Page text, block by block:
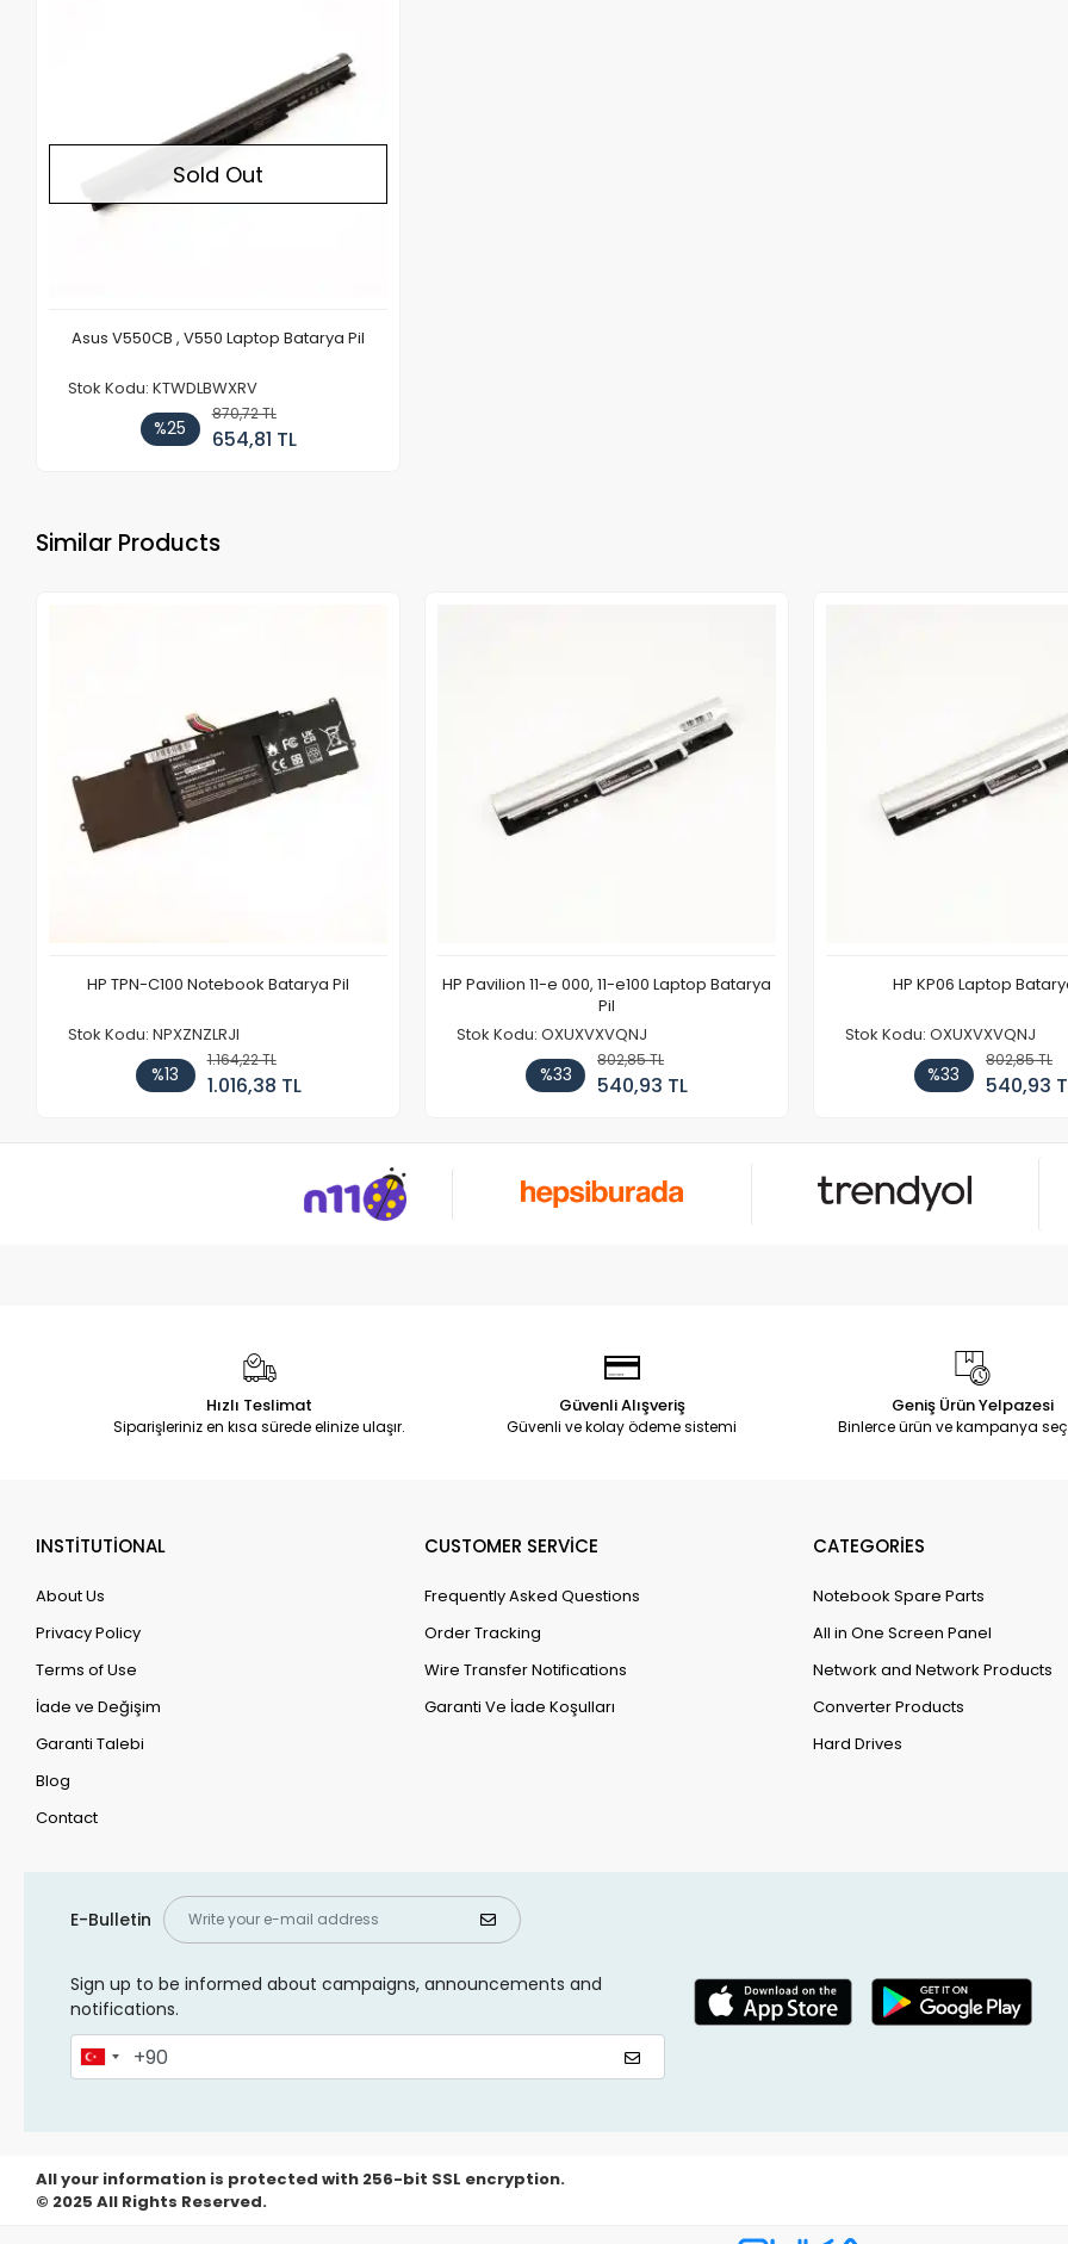
Sold Out
Asus V550CB , V550 Laptop Batarya Pil
Stok Kodu: KTWDLBWXRV
%25
870,72 TL
654,81 TL
Similar Products
HP TPN-C100 Notebook Batarya Pil
Stok Kodu: NPXZNZLRJI
%13
1.164,22 TL
1.016,38 TL
HP Pavilion 11-e 000, 11-e100 Laptop Batarya
Pil
Stok Kodu: OXUXVXVQNJ
%33
802,85 TL
540,93 TL
HP KP06 Laptop
Stok Kodu: OXUXVXVQNJ
%33
802,85 TL
540,93
Hızlı Teslimat
Siparişleriniz en kısa sürede elinize ulaşır.
Güvenli Alışveriş
Güvenli ve kolay ödeme sistemi
Geniş Ürün Yelpazesi
Binlerce ürün ve kampanya
INSTİTUTİONAL
About Us
Privacy Policy
Terms of Use
İade ve Değişim
Garanti Talebi
Blog
Contact
CUSTOMER SERVİCE
Frequently Asked Questions
Order Tracking
Wire Transfer Notifications
Garanti Ve İade Koşulları
CATEGORİES
Notebook Spare Parts
All in One Screen Panel
Network and Network Products
Converter Products
Hard Drives
E-Bulletin
Sign up to be informed about campaigns, announcements and
notifications.
All your information is protected with 256-bit SSL encryption.
© 2025 All Rights Reserved.